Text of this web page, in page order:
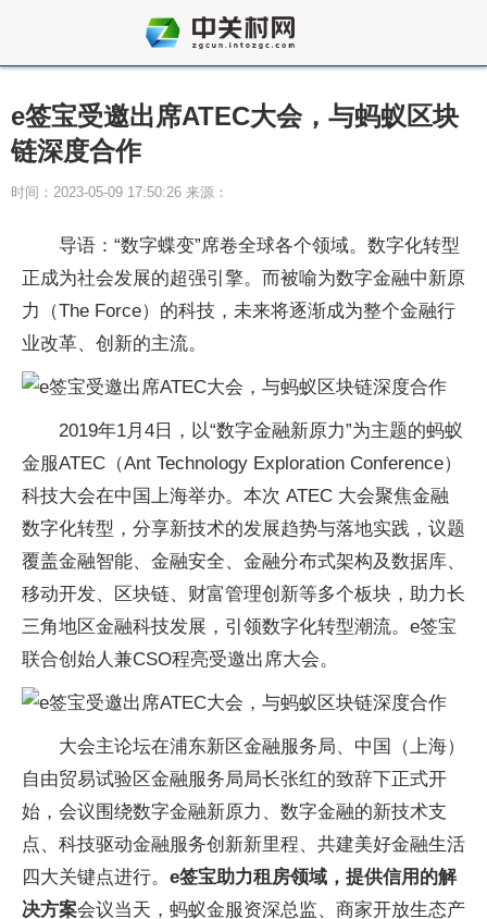
e签宝受邀出席ATEC大会，与蚂蚁区块
链深度合作
时间：2023-05-09 17:50:26 来源：
导语：“数字蝶变”席卷全球各个领域。数字化转型
正成为社会发展的超强引擎。而被喻为数字金融中新原
力（The Force）的科技，未来将逐渐成为整个金融行
业改革、创新的主流。
2019年1月4日，以“数字金融新原力”为主题的蚂蚁
金服ATEC（Ant Technology Exploration Conference）
科技大会在中国上海举办。本次 ATEC 大会聚焦金融
数字化转型，分享新技术的发展趋势与落地实践，议题
覆盖金融智能、金融安全、金融分布式架构及数据库、
移动开发、区块链、财富管理创新等多个板块，助力长
三角地区金融科技发展，引领数字化转型潮流。e签宝
联合创始人兼CSO程亮受邀出席大会。
大会主论坛在浦东新区金融服务局、中国（上海）
自由贸易试验区金融服务局局长张红的致辞下正式开
始，会议围绕数字金融新原力、数字金融的新技术支
点、科技驱动金融服务创新新里程、共建美好金融生活
四大关键点进行。 e签宝助力租房领域，提供信用的解
决方案会议当天，蚂蚁金服资深总监、商家开放生态产